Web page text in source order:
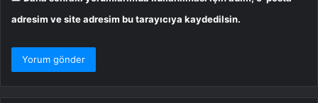
adresim ve site adresim bu tarayıcıya kaydedilsin.